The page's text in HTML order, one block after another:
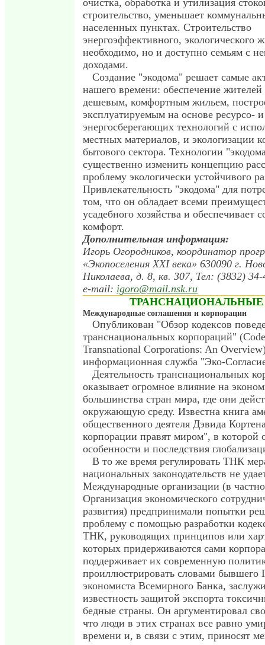
очистка, обработка и утилизация
строительство, уменьшает
населенных пунктах. Строительство
энергоэффективного, экологического
необходимо, но и доступно семьям с
доходами.
Создание "экодома" решает самые
нашего времени: обеспечение
дешевым, комфортным жильем,
эксплуатируемым на основе ресурсо- и
энергосберегающих технологий с
местных материалов, и экологизации
бытового сектора. Технологии
существенно изменить концепцию
проблему экологически устойчивого
Привлекательность "экодома" для
том, что он обладает всеми
усадебного хозяйства и обеспечивает
комфорт.
Дополнительная информация:
Игорь Огородников, координатор
«Экопоселения XXI века» 630090 г.
Николаева, д. 8, кв. 307, Тел: (3832)
e-mail: igoro@mail.nsk.ru
Международные соглашения и корпорации
Опубликован "Обзор кодексов
транснациональных корпораций"
Transnational Corporations: An
информационная служба "Эко-
Деятельность транснациональных
оказывает огромное влияние на
большинства стран мира, где они
окружающую среду. Известна книга
общественного деятеля Дэвида
корпорации правят миром", в которой
особенности и последствия
В то же время регулировать ТНК
национальных законодательств не
Международные организации (в
Организация экономического
развития) предпринимали попытки
проблему с помощью разработки
ТНК, руководящих принципов или
которых придерживаются сами
поддерживает их современную
проиллюстрировать словами бывшего
экономиста Всемирного Банка,
известность защитой экспорта
бедные страны. Он аргументировал
что люди в этих странах все равно
времени и, в связи с этим, приносят